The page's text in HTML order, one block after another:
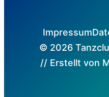
Impressum
© 2026
// Erstellt von